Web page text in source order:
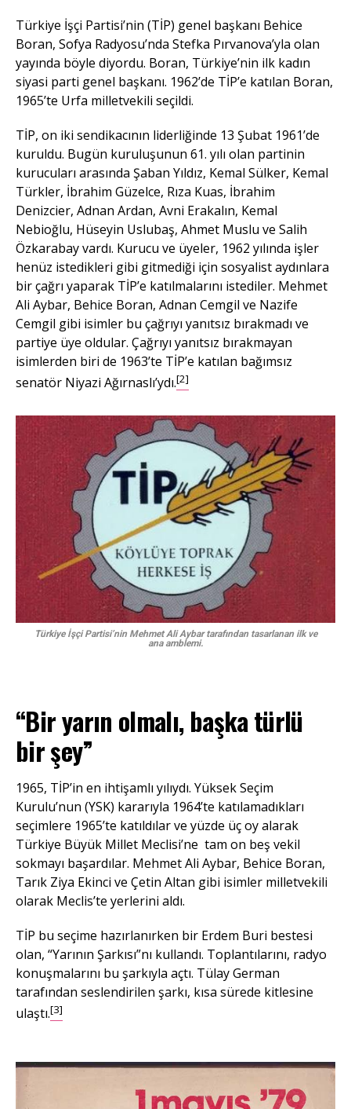
Türkiye İşçi Partisi’nin (TİP) genel başkanı Behice
Boran, Sofya Radyosu’nda Stefka Pırvanova’yla olan
yayında böyle diyordu. Boran, Türkiye’nin ilk kadın
siyasi parti genel başkanı. 1962’de TİP’e katılan Boran,
1965’te Urfa milletvekili seçildi.
TİP, on iki sendikacının liderliğinde 13 Şubat 1961’de
kuruldu. Bugün kuruluşunun 61. yılı olan partinin
kurucuları arasında Şaban Yıldız, Kemal Sülker, Kemal
Türkler, İbrahim Güzelce, Rıza Kuas, İbrahim
Denizcier, Adnan Ardan, Avni Erakalın, Kemal
Nebioğlu, Hüseyin Uslubaş, Ahmet Muslu ve Salih
Özkarabay vardı. Kurucu ve üyeler, 1962 yılında işler
henüz istedikleri gibi gitmediği için sosyalist aydınlara
bir çağrı yaparak TİP’e katılmalarını istediler. Mehmet
Ali Aybar, Behice Boran, Adnan Cemgil ve Nazife
Cemgil gibi isimler bu çağrıyı yanıtsız bırakmadı ve
partiye üye oldular. Çağrıyı yanıtsız bırakmayan
isimlerden biri de 1963’te TİP’e katılan bağımsız
senatör Niyazi Ağırnaslı’ydı.[2]
Türkiye İşçi Partisi’nin Mehmet Ali Aybar tarafından tasarlanan ilk ve
ana amblemi.
“Bir yarın olmalı, başka türlü
bir şey”
1965, TİP’in en ihtişamlı yılıydı. Yüksek Seçim
Kurulu’nun (YSK) kararıyla 1964’te katılamadıkları
seçimlere 1965’te katıldılar ve yüzde üç oy alarak
Türkiye Büyük Millet Meclisi’ne tam on beş vekil
sokmayı başardılar. Mehmet Ali Aybar, Behice Boran,
Tarık Ziya Ekinci ve Çetin Altan gibi isimler milletvekili
olarak Meclis’te yerlerini aldı.
TİP bu seçime hazırlanırken bir Erdem Buri bestesi
olan, “Yarının Şarkısı”nı kullandı. Toplantılarını, radyo
konuşmalarını bu şarkıyla açtı. Tülay German
tarafından seslendirilen şarkı, kısa sürede kitlesine
ulaştı.[3]